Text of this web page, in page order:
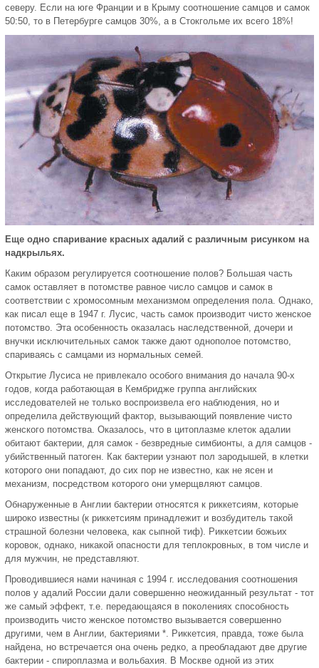
северу. Если на юге Франции и в Крыму соотношение самцов и самок
50:50, то в Петербурге самцов 30%, а в Стокгольме их всего 18%!
Еще одно спаривание красных адалий с различным рисунком на
надкрыльях.
Каким образом регулируется соотношение полов? Большая часть
самок оставляет в потомстве равное число самцов и самок в
соответствии с хромосомным механизмом определения пола. Однако,
как писал еще в 1947 г. Лусис, часть самок производит чисто женское
потомство. Эта особенность оказалась наследственной, дочери и
внучки исключительных самок также дают однополое потомство,
спариваясь с самцами из нормальных семей.
Открытие Лусиса не привлекало особого внимания до начала 90-х
годов, когда работающая в Кембридже группа английских
исследователей не только воспроизвела его наблюдения, но и
определила действующий фактор, вызывающий появление чисто
женского потомства. Оказалось, что в цитоплазме клеток адалии
обитают бактерии, для самок - безвредные симбионты, а для самцов -
убийственный патоген. Как бактерии узнают пол зародышей, в клетки
которого они попадают, до сих пор не известно, как не ясен и
механизм, посредством которого они умерщвляют самцов.
Обнаруженные в Англии бактерии относятся к риккетсиям, которые
широко известны (к риккетсиям принадлежит и возбудитель такой
страшной болезни человека, как сыпной тиф). Риккетсии божьих
коровок, однако, никакой опасности для теплокровных, в том числе и
для мужчин, не представляют.
Проводившиеся нами начиная с 1994 г. исследования соотношения
полов у адалий России дали совершенно неожиданный результат - тот
же самый эффект, т.е. передающаяся в поколениях способность
производить чисто женское потомство вызывается совершенно
другими, чем в Англии, бактериями *. Риккетсия, правда, тоже была
найдена, но встречается она очень редко, а преобладают две другие
бактерии - спироплазма и вольбахия. В Москве одной из этих